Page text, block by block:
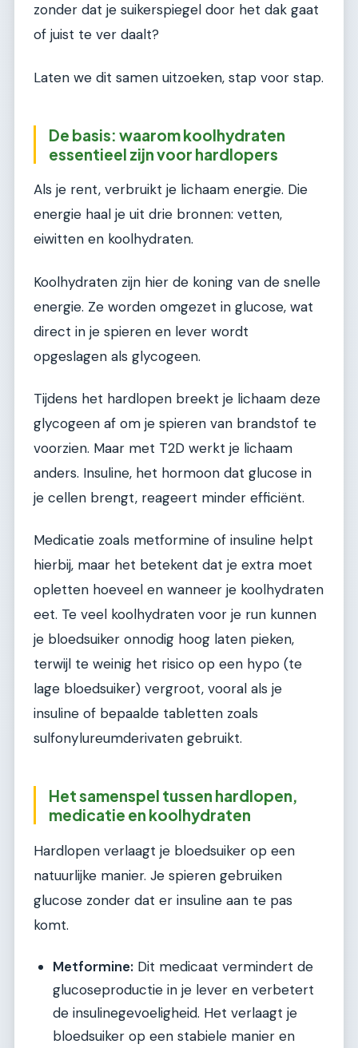
zonder dat je suikerspiegel door het dak gaat
of juist te ver daalt?
Laten we dit samen uitzoeken, stap voor stap.
De basis: waarom koolhydraten
essentieel zijn voor hardlopers
Als je rent, verbruikt je lichaam energie. Die
energie haal je uit drie bronnen: vetten,
eiwitten en koolhydraten.
Koolhydraten zijn hier de koning van de snelle
energie. Ze worden omgezet in glucose, wat
direct in je spieren en lever wordt
opgeslagen als glycogeen.
Tijdens het hardlopen breekt je lichaam deze
glycogeen af om je spieren van brandstof te
voorzien. Maar met T2D werkt je lichaam
anders. Insuline, het hormoon dat glucose in
je cellen brengt, reageert minder efficiënt.
Medicatie zoals metformine of insuline helpt
hierbij, maar het betekent dat je extra moet
opletten hoeveel en wanneer je koolhydraten
eet. Te veel koolhydraten voor je run kunnen
je bloedsuiker onnodig hoog laten pieken,
terwijl te weinig het risico op een hypo (te
lage bloedsuiker) vergroot, vooral als je
insuline of bepaalde tabletten zoals
sulfonylureumderivaten gebruikt.
Het samenspel tussen hardlopen,
medicatie en koolhydraten
Hardlopen verlaagt je bloedsuiker op een
natuurlijke manier. Je spieren gebruiken
glucose zonder dat er insuline aan te pas
komt.
Metformine: Dit medicaat vermindert de
glucoseproductie in je lever en verbetert
de insulinegevoeligheid. Het verlaagt je
bloedsuiker op een stabiele manier en